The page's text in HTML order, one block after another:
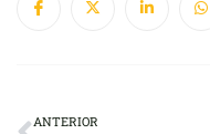
ANTERIOR